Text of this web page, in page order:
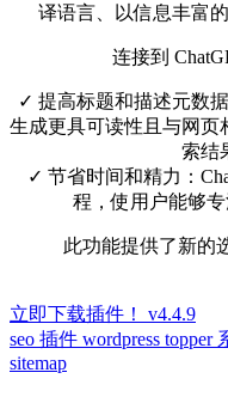
译语言、以信息丰富
连接到
✓ 提高标题和描述元数
生成更具可读性且与网页
索结
✓ 节省时间和精力：
程，使用户能够专
此功能提供了新的
立即下载插件！ v4.4.9
seo 插件 wordpress topper
sitemap